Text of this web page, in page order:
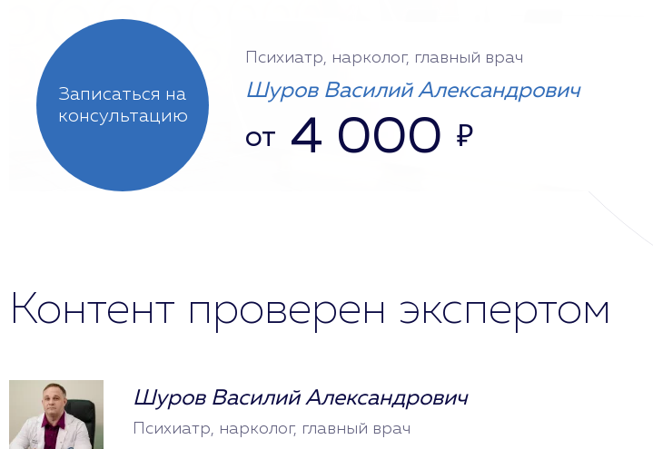
Записаться на
консультацию
Психиатр, нарколог, главный врач
Шуров Василий Александрович
от 4 000 ₽
Контент проверен экспертом
Шуров Василий Александрович
Психиатр, нарколог, главный врач